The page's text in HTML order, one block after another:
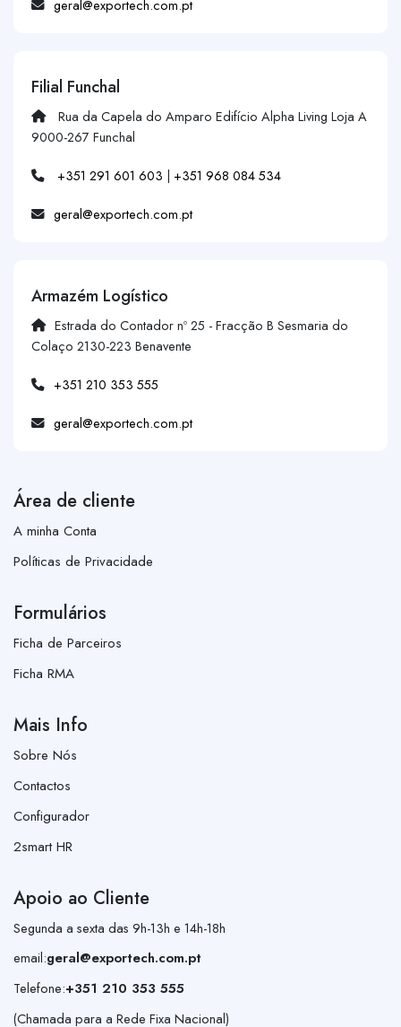
geral@exportech.com.pt
Filial Funchal
Rua da Capela do Amparo Edifício Alpha Living Loja A
9000-267 Funchal
+351 291 601 603 | +351 968 084 534
geral@exportech.com.pt
Armazém Logístico
Estrada do Contador nº 25 - Fracção B Sesmaria do
Colaço 2130-223 Benavente
+351 210 353 555
geral@exportech.com.pt
Área de cliente
A minha Conta
Políticas de Privacidade
Formulários
Ficha de Parceiros
Ficha RMA
Mais Info
Sobre Nós
Contactos
Configurador
2smart HR
Apoio ao Cliente
Segunda a sexta das 9h-13h e 14h-18h
email:geral@exportech.com.pt
Telefone:+351 210 353 555
(Chamada para a Rede Fixa Nacional)